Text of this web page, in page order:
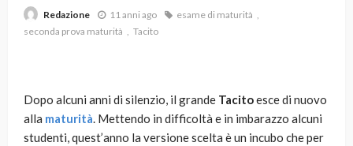
Redazione 11 anni ago
esame di maturità
seconda prova maturità
Tacito
Dopo alcuni anni di silenzio, il grande Tacitoesce di nuovo
alla maturità. Mettendo in difficoltà e in imbarazzo alcuni
studenti, quest’anno la versione scelta è un incubo che per